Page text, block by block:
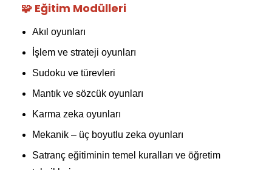
🧩 Eğitim Modülleri
Akıl oyunları
İşlem ve strateji oyunları
Sudoku ve türevleri
Mantık ve sözcük oyunları
Karma zeka oyunları
Mekanik – üç boyutlu zeka oyunları
Satranç eğitiminin temel kuralları ve öğretim